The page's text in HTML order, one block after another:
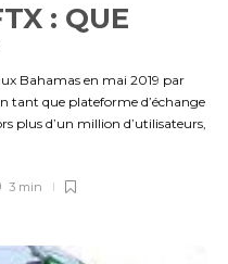
: QUE
Bahamas en mai 2019 par
tant que plateforme d’échange
plus d’un million d’utilisateurs,
3 min